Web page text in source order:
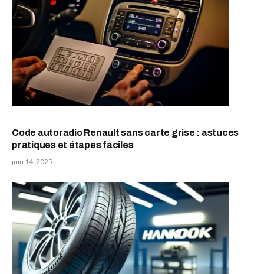
Code autoradio Renault sans carte grise : astuces
pratiques et étapes faciles
juin 14, 2025